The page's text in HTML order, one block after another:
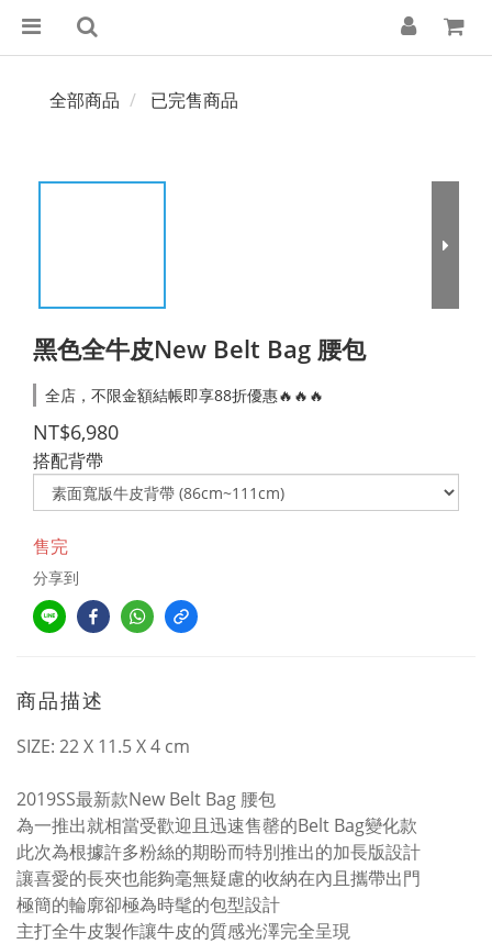
全部商品 已完售商品
黑色全牛皮New Belt Bag 腰包
全店，不限金額結帳即享88折優惠🔥🔥🔥
NT$6,980
搭配背帶
售完
分享到
商品描述
SIZE: 22 X 11.5 X 4 cm
2019SS最新款New Belt Bag 腰包
為一推出就相當受歡迎且迅速售罄的Belt Bag變化款
此次為根據許多粉絲的期盼而特別推出的加長版設計
讓喜愛的長夾也能夠毫無疑慮的收納在內且攜帶出門
極簡的輪廓卻極為時髦的包型設計
主打全牛皮製作讓牛皮的質感光澤完全呈現